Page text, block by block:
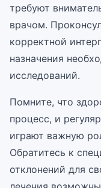
требуют
врачом.
корректной
назначения
исследований.
Помните, что
процесс, и
играют важную
Обратитесь к
отклонений для